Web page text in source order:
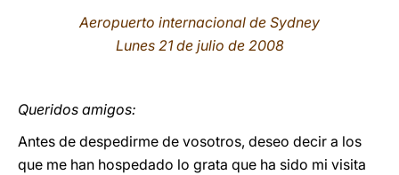
Aeropuerto internacional de Sydney
Lunes 21 de julio de 2008
Queridos amigos:
Antes de despedirme de vosotros, deseo decir a los
que me han hospedado lo grata que ha sido mi visita